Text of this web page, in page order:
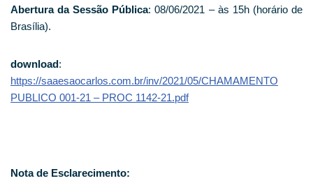
Abertura da Sessão Pública: 08/06/2021 – às 15h (horário de
Brasília).
download:
https://saaesaocarlos.com.br/inv/2021/05/CHAMAMENTO
PUBLICO 001-21 – PROC 1142-21.pdf
Nota de Esclarecimento: